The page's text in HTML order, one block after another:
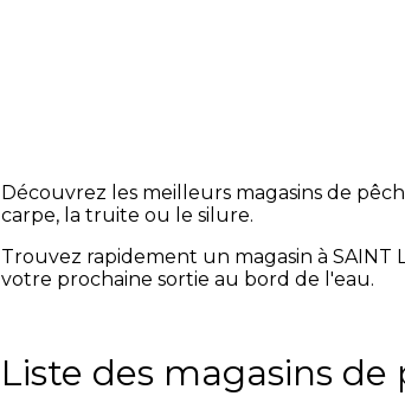
Découvrez les meilleurs magasins de
carpe, la truite ou le silure.
Trouvez rapidement un magasin à
votre prochaine sortie au bord de l'eau.
Liste des magasins de